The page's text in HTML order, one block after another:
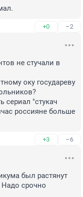
+0 –2
не стучали в
оку государеву
сериал "стукач
россияне больше
+3 –6
был растянут
срочно